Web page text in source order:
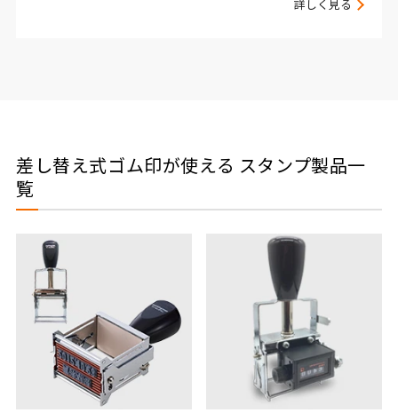
詳しく見る
差し替え式ゴム印が使える スタンプ製品一
覧